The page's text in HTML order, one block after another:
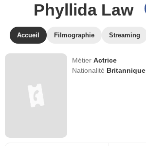
Phyllida Law
Accueil Filmographie Streaming
MétierActrice
Nationalité Britannique